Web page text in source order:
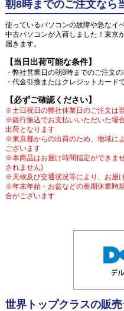
朝8時までのご注文な
使っているパソコンの故障や急なイ
中古パソコンが入荷しました！東京
届きます。
【当日出荷可能な条件】
・弊社営業日の朝8時までのご注文
・代金引換またはクレジットカード
【必ずご確認ください】
※土日祝日の弊社休業日のご注文は
※銀行振込でお支払いいただいた場
出荷となります
※東京都からの出荷のため、地域に
ございます
※本商品はお届け時間指定ができま
されません)
※天候及び交通状況等により、お届
※年末年始・お盆などの長期休業時
合がございます
世界トップクラスの販